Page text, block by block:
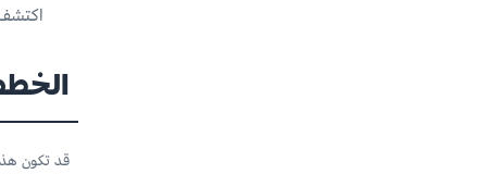
قد تكون